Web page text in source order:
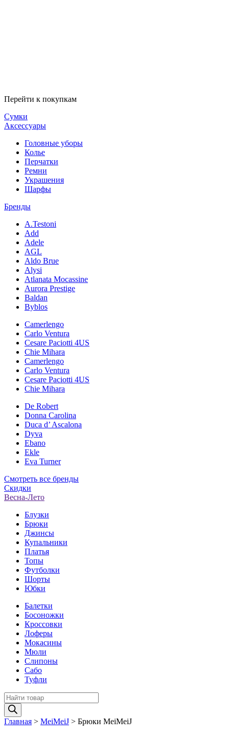
Перейти к покупкам
Сумки
Аксессуары
Головные уборы
Колье
Перчатки
Ремни
Украшения
Шарфы
Бренды
A.Testoni
Add
Adele
AGL
Aldo Brue
Alysi
Atlanata Mocassine
Aurora Prestige
Baldan
Byblos
Camerlengo
Carlo Ventura
Cesare Paciotti 4US
Chie Mihara
Camerlengo
Carlo Ventura
Cesare Paciotti 4US
Chie Mihara
De Robert
Donna Carolina
Duca d’ Ascalona
Dyva
Ebano
Ekle
Eva Turner
Смотреть все бренды
Скидки
Весна-Лето
Блузки
Брюки
Джинсы
Купальники
Платья
Топы
Футболки
Шорты
Юбки
Балетки
Босоножки
Кроссовки
Лоферы
Мокасины
Мюли
Слипоны
Сабо
Туфли
Поиск
товаров
Главная > MeiMeiJ > Брюки MeiMeiJ